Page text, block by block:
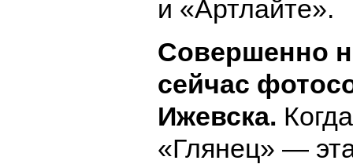
и «Артлайте».
Совершенно
сейчас
Ижевска.
«Глянец» —